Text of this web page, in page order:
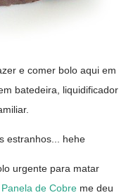
e comer bolo aqui em
batedeira, liquidificador
estranhos... hehe
urgente para matar
Panela de Cobre me deu